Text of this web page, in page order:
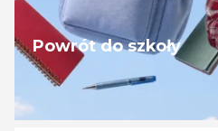
Powrót do szkoły